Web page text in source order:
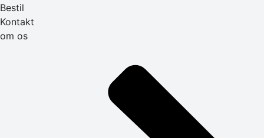
Bestil
Kontakt
om os